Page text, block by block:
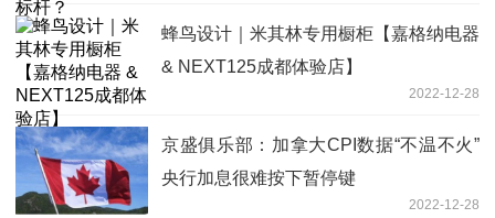
蜂鸟设计｜米其林专用橱柜【嘉格纳电器
& NEXT125成都体验店】
2022-12-28
京盛俱乐部：加拿大CPI数据“不温不火”
央行加息很难按下暂停键
2022-12-28